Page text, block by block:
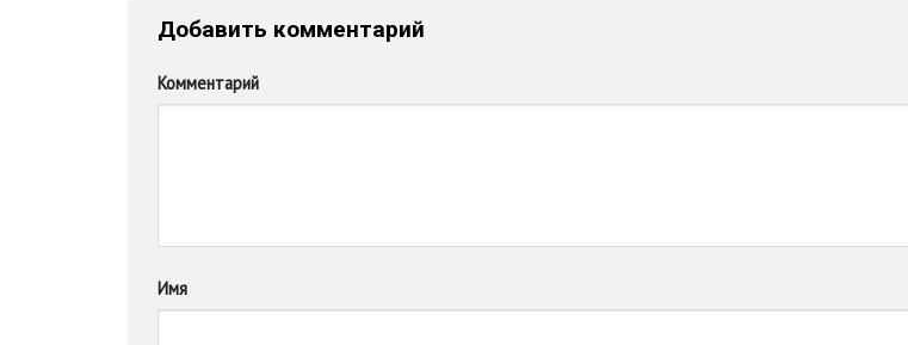
Добавить комментарий
Комментарий
Имя